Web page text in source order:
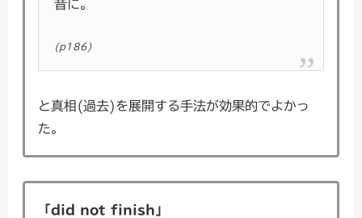
昔に。
(p186)
と真相(過去)を展開する手法が効果的でよかっ
た。
「did not finish」